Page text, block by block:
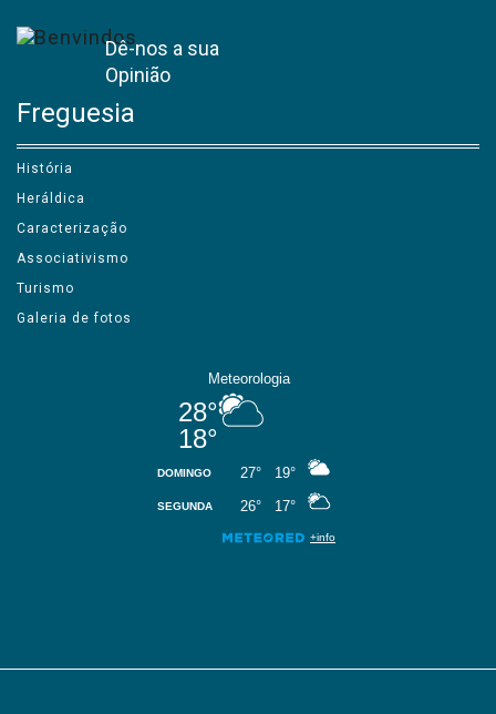
Dê-nos a sua
Opinião
Freguesia
História
Heráldica
Caracterização
Associativismo
Turismo
Galeria de fotos